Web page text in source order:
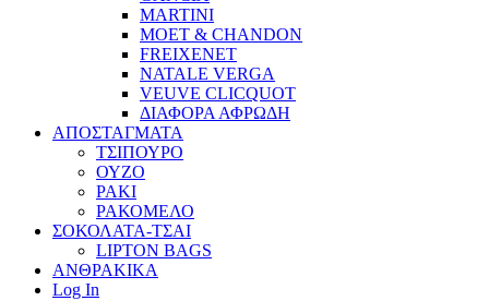
MARTINI
MOET & CHANDON
FREIXENET
NATALE VERGA
VEUVE CLICQUOT
ΔΙΑΦΟΡΑ ΑΦΡΩΔΗ
ΑΠΟΣΤΑΓΜΑΤΑ
ΤΣΙΠΟΥΡΟ
ΟΥΖΟ
ΡΑΚΙ
ΡΑΚΟΜΕΛΟ
ΣΟΚΟΛΑΤΑ-ΤΣΑΙ
LIPTON BAGS
ΑΝΘΡΑΚΙΚΑ
Log In